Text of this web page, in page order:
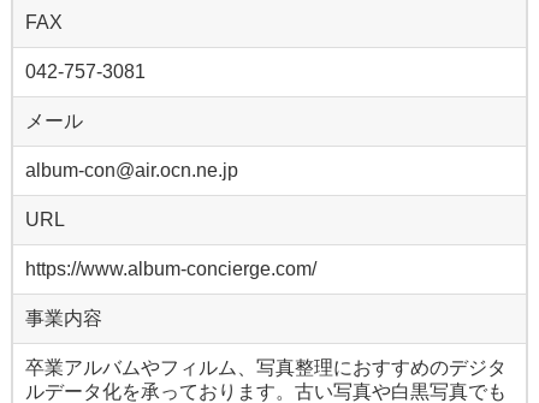
FAX
042-757-3081
メール
album-con@air.ocn.ne.jp
URL
https://www.album-concierge.com/
事業内容
卒業アルバムやフィルム、写真整理におすすめのデジタ
ルデータ化を承っております。古い写真や白黒写真でも